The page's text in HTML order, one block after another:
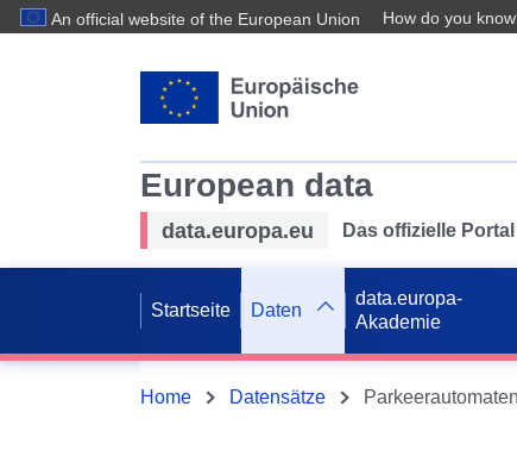
An official website of the European Union How do you
European data
data.europa.eu Das offizielle
Startseite Daten
data.europa-
Akademie
Home Datensätze